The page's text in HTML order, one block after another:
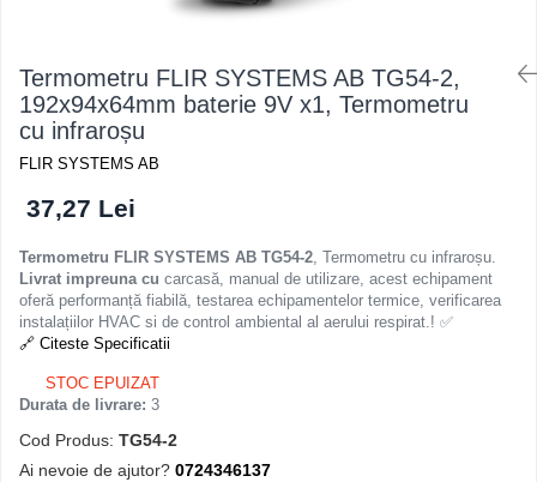
Osciloscoape HANTEK
Osciloscoape KEYSIGHT
Osciloscoape OWON
Osciloscoape ROHDE & SCHWARZ
Osciloscoape TELEDYNE LECROY
Osciloscoape UNI-T
Termometru FLIR SYSTEMS AB TG54-2,
192x94x64mm baterie 9V x1, Termometru
cu infraroșu
FLIR SYSTEMS AB
37,27 Lei
Termometru FLIR SYSTEMS AB TG54-2 , Termometru cu infraroșu.
Livrat impreuna cu carcasă, manual de utilizare, acest echipament
oferă performanță fiabilă, testarea echipamentelor termice, verificarea
instalațiilor HVAC si de control ambiental al aerului respirat.! ✅
🔗 Citeste Specificatii
STOC EPUIZAT
Durata de livrare: 3
Cod Produs: TG54-2
Ai nevoie de ajutor? 0724346137